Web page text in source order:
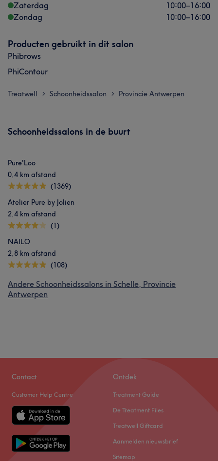
Wat onze klanten zeggen over Esin
Professioneel 6
Zaterdag
10:00–16:00
Zondag
10:00–16:00
Producten gebruikt in dit salon
Phibrows
PhiContour
Treatwell > Schoonheidssalon > Provincie Antwerpen
Schoonheidssalons in de buurt
Pure'Loo
0,4 km afstand
(1369)
Atelier Pure by Jolien
2,4 km afstand
(1)
NAILO
2,8 km afstand
(108)
Andere Schoonheidssalons in Schelle, Provincie
Antwerpen
Contact
Customer Help Centre
Ontdek
Treatment Guide
De Treatment Files
Treatwell Giftcard
Aanmelden nieuwsbrief
Sitemap